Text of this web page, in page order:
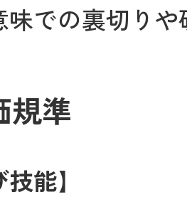
味での裏切り
規準
能】